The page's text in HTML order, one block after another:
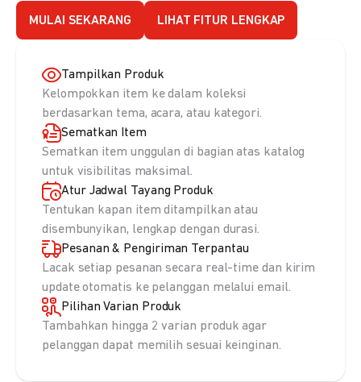
MULAI SEKARANG LIHAT FITUR LENGKAP
Tampilkan Produk
Kelompokkan item ke dalam koleksi
berdasarkan tema, acara, atau kategori.
Sematkan Item
Sematkan item unggulan di bagian atas katalog
untuk visibilitas maksimal.
Atur Jadwal Tayang Produk
Tentukan kapan item ditampilkan atau
disembunyikan, lengkap dengan durasi.
Pesanan & Pengiriman Terpantau
Lacak setiap pesanan secara real-time dan kirim
update otomatis ke pelanggan melalui email.
Pilihan Varian Produk
Tambahkan hingga 2 varian produk agar
pelanggan dapat memilih sesuai keinginan.